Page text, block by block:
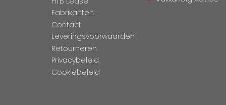
Fabrikanten
Contact
Leveringsvoorwaarden
Retourneren
Privacybeleid
Cookiebeleid